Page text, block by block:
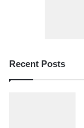
Recent Posts